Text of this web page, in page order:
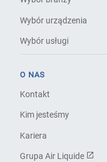
Wybór urządzenia
Wybór usługi
O NAS
Kontakt
Kim jesteśmy
Kariera
Grupa Air Liquide